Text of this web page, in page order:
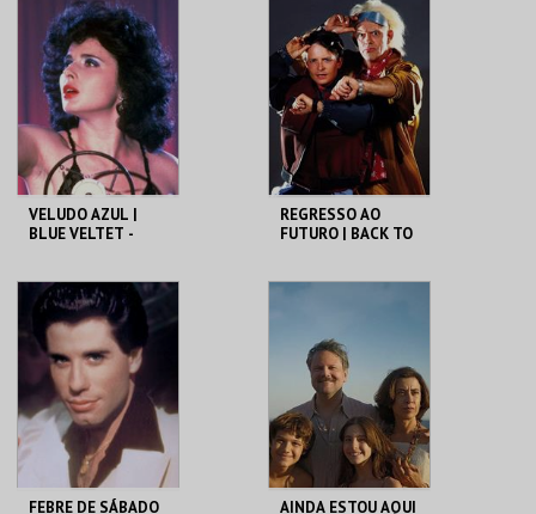
MAIS INFO
COMPRAR
MAIS INFO
COMPRAR
VELUDO AZUL |
BLUE VELTET -
CAPITÓLIO.
MAIS INFO
COMPRAR
REGRESSO AO
FUTURO | BACK TO
MAIS INFO
COMPRAR
FEBRE DE SÁBADO AINDA ESTOU AQUI